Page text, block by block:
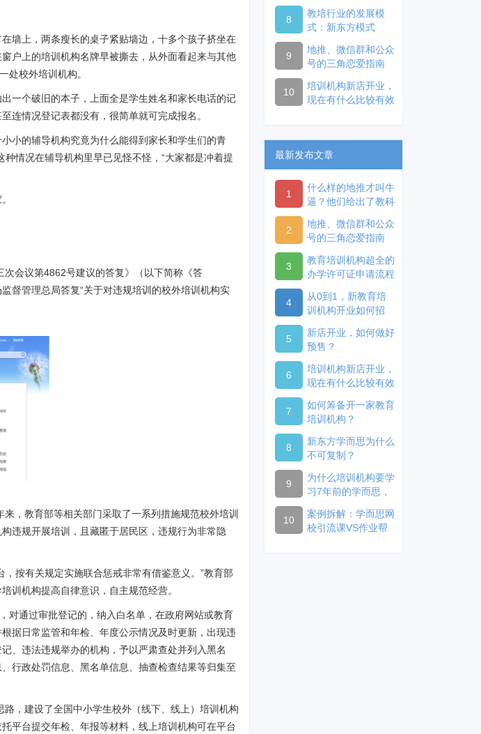
墙上，两条瘦长的桌子紧贴墙边，十多个孩子挤坐在
户上的培训机构名牌早被撕去，从外面看起来与其他
处校外培训机构。
一个破旧的本子，上面全是学生姓名和家长电话的记
连情况登记表都没有，很简单就可完成报名。
小的辅导机构究竟为什么能得到家长和学生们的青
情况在辅导机构里早已见怪不怪，“大家都是冲着提
会议第4862号建议的答复》（以下简称《答
督管理总局答复“关于对违规培训的校外培训机构实
，教育部等相关部门采取了一系列措施规范校外培训
违规开展培训，且藏匿于居民区，违规行为非常隐
按有关规定实施联合惩戒非常有借鉴意义。”教育部
训机构提高自律意识，自主规范经营。
对通过审批登记的，纳入白名单，在政府网站或教育
据日常监管和年检、年度公示情况及时更新，出现违
、违法违规举办的机构，予以严肃查处并列入黑名
行政处罚信息、黑名单信息、抽查检查结果等归集至
路，建设了全国中小学生校外（线下、线上）培训机构
平台提交年检、年报等材料，线上培训机构可在平台
8
教培行业的发展模
式：新东方模式
9
地推、微信群和公众
号的三角恋爱指南
10
培训机构新店开业，
现在有什么比较有效
最新发布文章
1
什么样的地推才叫牛
逼？他们给出了教科
2
地推、微信群和公众
号的三角恋爱指南
3
教育培训机构超全的
办学许可证申请流程
4
从0到1，新教育培
训机构开业如何招
5
新店开业，如何做好
预售？
6
培训机构新店开业，
现在有什么比较有效
7
如何筹备开一家教育
培训机构？
8
新东方学而思为什么
不可复制？
9
为什么培训机构要学
习7年前的学而思，
未来？
10
案例拆解：学而思网
校引流课VS作业帮